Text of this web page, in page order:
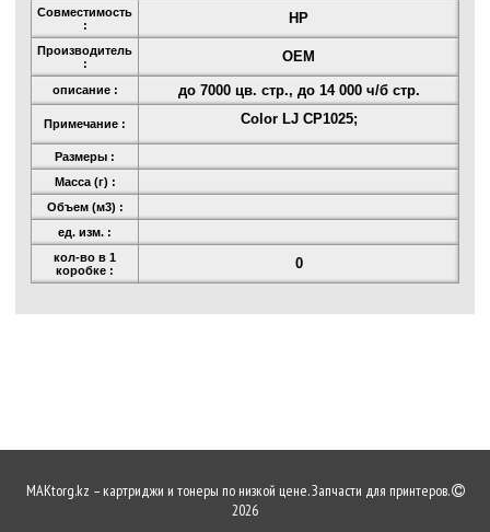
Совместимость
:
HP
Производитель
:
OEM
описание : до 7000 цв. стр., до 14 000 ч/б стр.
Примечание : Color LJ CP1025;
Размеры :
Масса (г) :
Объем (м3) :
ед. изм. :
кол-во в 1
коробке :
0
MAKtorg.kz – картриджи и тонеры по низкой цене. Запчасти для принтеров.
2026